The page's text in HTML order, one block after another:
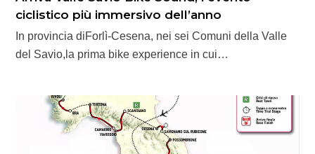
ciclistico più immersivo dell’anno
In provincia diForlì-Cesena, nei sei Comuni della Valle
del Savio,la prima bike experience in cui…